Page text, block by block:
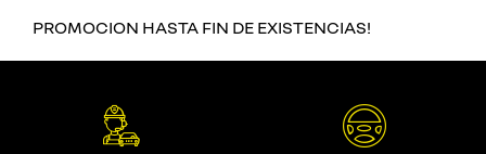
PROMOCION HASTA FIN DE EXISTENCIAS!